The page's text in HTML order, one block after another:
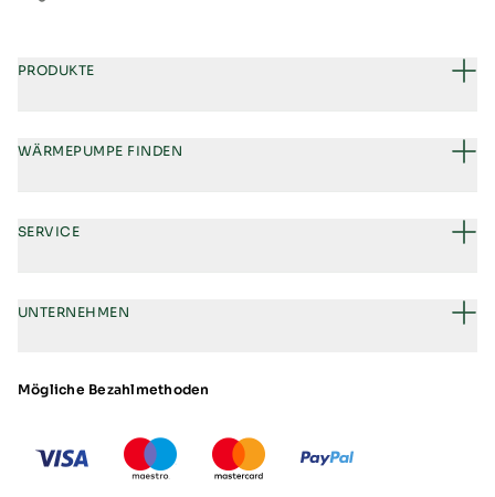
PRODUKTE
WÄRMEPUMPE FINDEN
SERVICE
UNTERNEHMEN
Mögliche Bezahlmethoden